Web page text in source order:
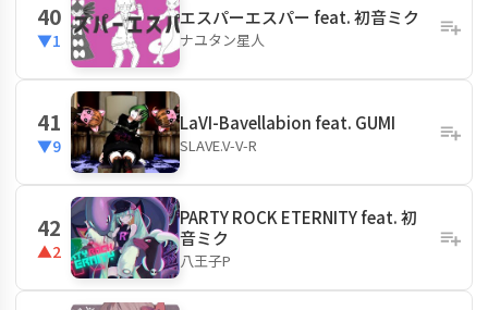
40
▼1
エスパーエスパー feat. 初音ミク
ナユタン星人
41
▼9
LaVI-Bavellabion feat. GUMI
SLAVE.V-V-R
42
▲2
PARTY ROCK ETERNITY feat. 初
音ミク
八王子P